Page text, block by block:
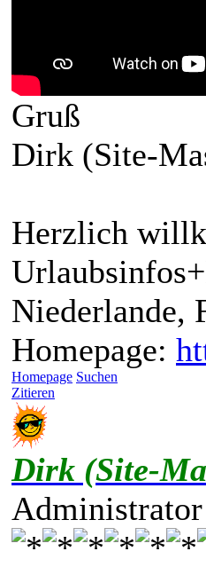
Gruß
Dirk (Site-
Herzlich
Niederlande,
Homepage:
Homepage Suchen
Zitieren
Dirk (Site-
Administrator